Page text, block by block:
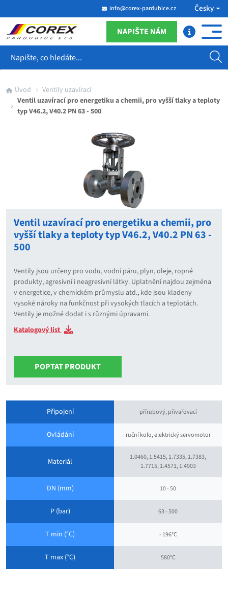
info@corex-pardubice.cz Česky
NAPIŠTE NÁM
Úvod
Ventily uzavírací
Ventil uzavírací pro energetiku a chemii, pro vyšší tlaky a teploty
typ V46.2, V40.2 PN 63 - 500
Ventil uzavírací pro energetiku a chemii, pro
vyšší tlaky a teploty typ V46.2, V40.2 PN 63 -
500
Ventily jsou určeny pro vodu, vodní páru, plyn, oleje, ropné
produkty, agresivní i neagresivní látky. Uplatnění najdou zejména
v energetice, v chemickém průmyslu atd., kde jsou kladeny
vysoké nároky na funkčnost při vysokých tlacích a teplotách.
Ventily je možné dodat i s různými úpravami.
Katalogový list
POPTAT PRODUKT
Připojení přírubový, přivařovací
Ovládání ruční kolo, elektrický servomotor
Materiál
1.0460, 1.5415, 1.7335, 1.7383,
1.7715, 1.4571, 1.4903
DN (mm) 10 - 50
P (bar) 63 - 500
T min (°C) - 196°C
T max (°C) 580°C